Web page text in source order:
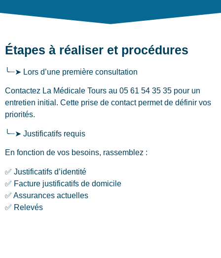
Étapes à réaliser et procédures
╰┈➤ Lors d’une première consultation
Contactez La Médicale Tours au 05 61 54 35 35 pour un
entretien initial. Cette prise de contact permet de définir vos
priorités.
╰┈➤ Justificatifs requis
En fonction de vos besoins, rassemblez :
✅ Justificatifs d’identité
✅ Facture justificatifs de domicile
✅ Assurances actuelles
✅ Relevés